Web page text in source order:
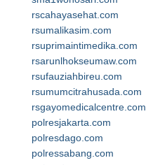
rscahayasehat.com
rsumalikasim.com
rsuprimaintimedika.com
rsarunlhokseumaw.com
rsufauziahbireu.com
rsumumcitrahusada.com
rsgayomedicalcentre.com
polresjakarta.com
polresdago.com
polressabang.com